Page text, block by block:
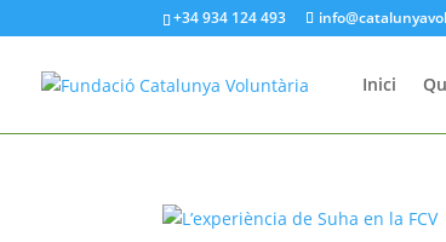
+34 934 124 493
Inici